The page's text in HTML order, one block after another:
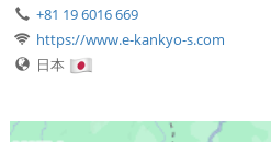
+81 19 6016 669
https://www.e-kankyo-s.com
日本